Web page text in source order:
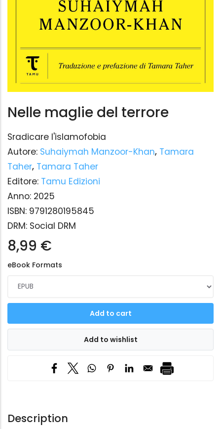
Nelle maglie del terrore
Sradicare l'islamofobia
Autore: Suhaiymah Manzoor-Khan, Tamara
Taher, Tamara Taher
Editore: Tamu Edizioni
Anno: 2025
ISBN: 9791280195845
DRM: Social DRM
8,99 €
eBook Formats
Description